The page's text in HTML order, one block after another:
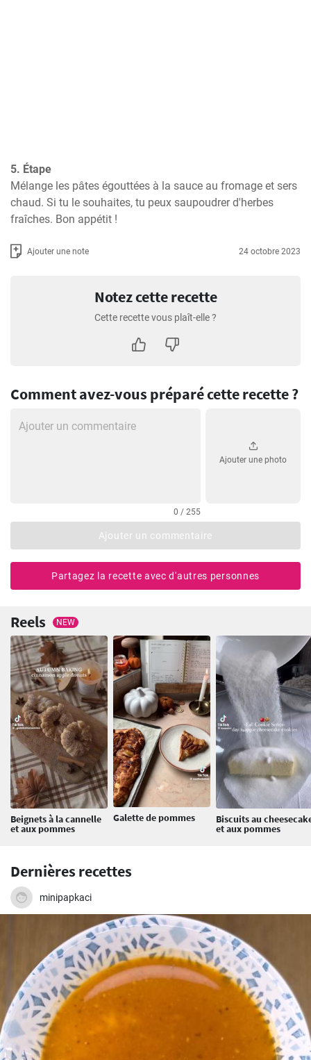
5. Étape
Mélange les pâtes égouttées à la sauce au fromage et sers
chaud. Si tu le souhaites, tu peux saupoudrer d'herbes
fraîches. Bon appétit !
Ajouter une note 24 octobre 2023
Notez cette recette
Cette recette vous plaît-elle ?
Comment avez-vous préparé cette recette ?
0 / 255
Ajouter une photo
Ajouter un commentaire
Partagez la recette avec d'autres personnes
Reels NEW
Beignets à la cannelle
et aux pommes
Galette de pommes Biscuits au
et aux pommes
Dernières recettes
minipapkaci